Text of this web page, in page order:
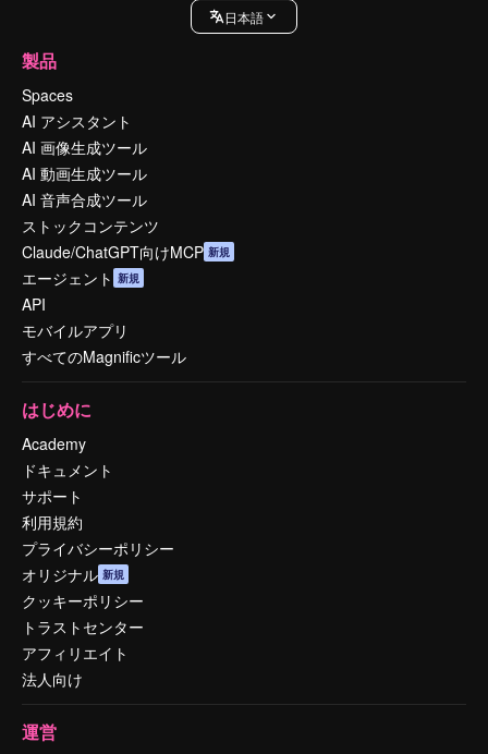
日本語
製品
Spaces
AI アシスタント
AI 画像生成ツール
AI 動画生成ツール
AI 音声合成ツール
ストックコンテンツ
Claude/ChatGPT向けMCP 新規
エージェント 新規
API
モバイルアプリ
すべてのMagnificツール
はじめに
Academy
ドキュメント
サポート
利用規約
プライバシーポリシー
オリジナル 新規
クッキーポリシー
トラストセンター
アフィリエイト
法人向け
運営